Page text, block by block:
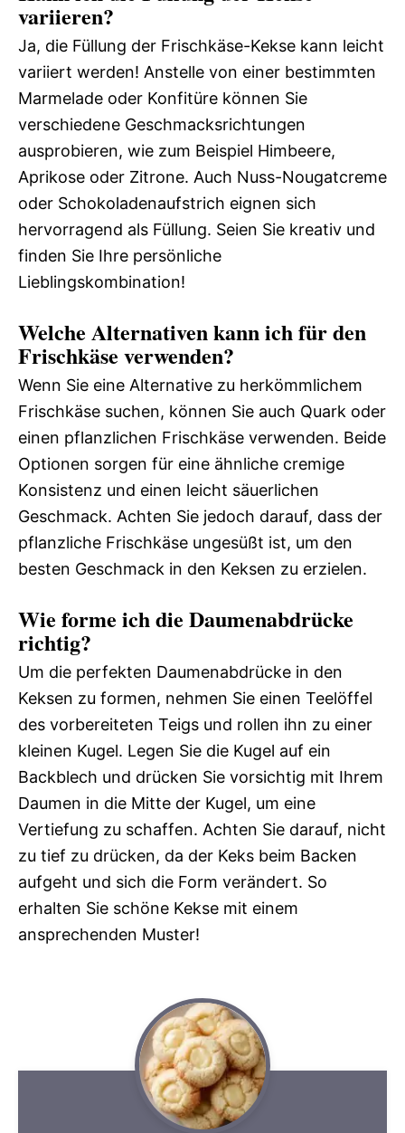
variieren?
Ja, die Füllung der Frischkäse-Kekse kann leicht
variiert werden! Anstelle von einer bestimmten
Marmelade oder Konfitüre können Sie
verschiedene Geschmacksrichtungen
ausprobieren, wie zum Beispiel Himbeere,
Aprikose oder Zitrone. Auch Nuss-Nougatcreme
oder Schokoladenaufstrich eignen sich
hervorragend als Füllung. Seien Sie kreativ und
finden Sie Ihre persönliche
Lieblingskombination!
Welche Alternativen kann ich für den
Frischkäse verwenden?
Wenn Sie eine Alternative zu herkömmlichem
Frischkäse suchen, können Sie auch Quark oder
einen pflanzlichen Frischkäse verwenden. Beide
Optionen sorgen für eine ähnliche cremige
Konsistenz und einen leicht säuerlichen
Geschmack. Achten Sie jedoch darauf, dass der
pflanzliche Frischkäse ungesüßt ist, um den
besten Geschmack in den Keksen zu erzielen.
Wie forme ich die Daumenabdrücke
richtig?
Um die perfekten Daumenabdrücke in den
Keksen zu formen, nehmen Sie einen Teelöffel
des vorbereiteten Teigs und rollen ihn zu einer
kleinen Kugel. Legen Sie die Kugel auf ein
Backblech und drücken Sie vorsichtig mit Ihrem
Daumen in die Mitte der Kugel, um eine
Vertiefung zu schaffen. Achten Sie darauf, nicht
zu tief zu drücken, da der Keks beim Backen
aufgeht und sich die Form verändert. So
erhalten Sie schöne Kekse mit einem
ansprechenden Muster!